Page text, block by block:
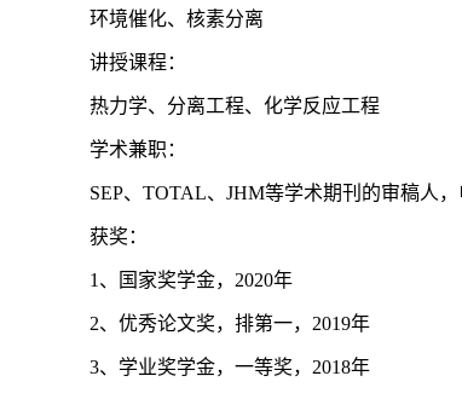
环境催化、核素分离
讲授课程：
热力学、分离工程、化学反应工程
学术兼职：
SEP、TOTAL、JHM等学术期刊的审稿人
获奖：
1、国家奖学金，2020年
2、优秀论文奖，排第一，2019年
3、学业奖学金，一等奖，2018年